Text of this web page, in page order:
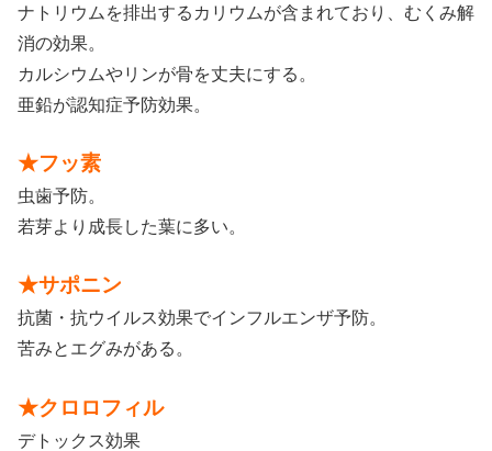
ナトリウムを排出するカリウムが含まれており、むくみ解
消の効果。
カルシウムやリンが骨を丈夫にする。
亜鉛が認知症予防効果。
★フッ素
虫歯予防。
若芽より成長した葉に多い。
★サポニン
抗菌・抗ウイルス効果でインフルエンザ予防。
苦みとエグみがある。
★クロロフィル
デトックス効果